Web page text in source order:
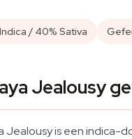
/ 40% Sativa
Jealousy
Jealousy is een indica-